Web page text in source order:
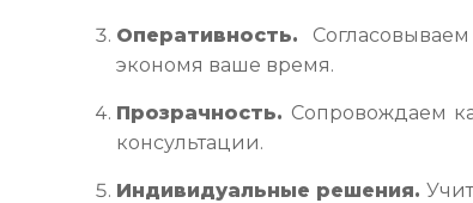
Оперативность.
экономя ваше время.
Прозрачность. Сопровождаем
консультации.
Индивидуальные решения.